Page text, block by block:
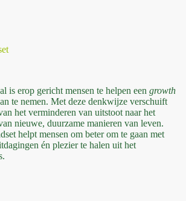
is erop gericht mensen te helpen een growth
te nemen. Met deze denkwijze verschuift
het verminderen van uitstoot naar het
nieuwe, duurzame manieren van leven.
helpt mensen om beter om te gaan met
én plezier te halen uit het